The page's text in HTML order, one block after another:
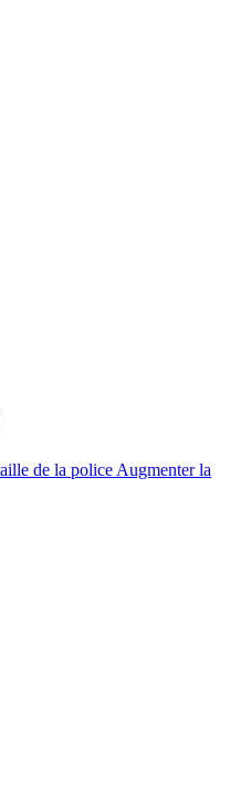
de la police Augmenter la